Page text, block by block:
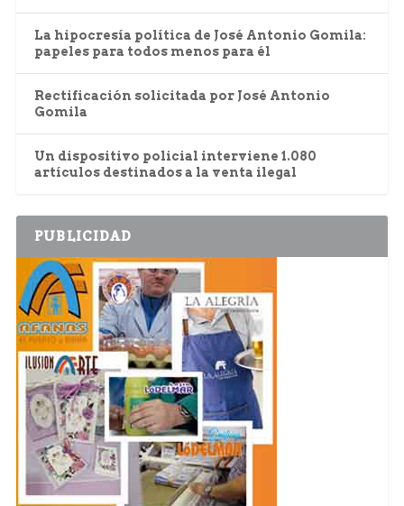
La hipocresía política de José Antonio Gomila:
papeles para todos menos para él
Rectificación solicitada por José Antonio
Gomila
Un dispositivo policial interviene 1.080
artículos destinados a la venta ilegal
PUBLICIDAD